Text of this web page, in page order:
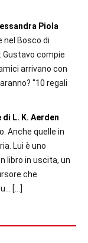
Piola
nel Bosco di
compie
arrivano con
"10 regali
L. K. Aerden
Anche quelle in
Lui è uno
libro in uscita, un
che
[…]